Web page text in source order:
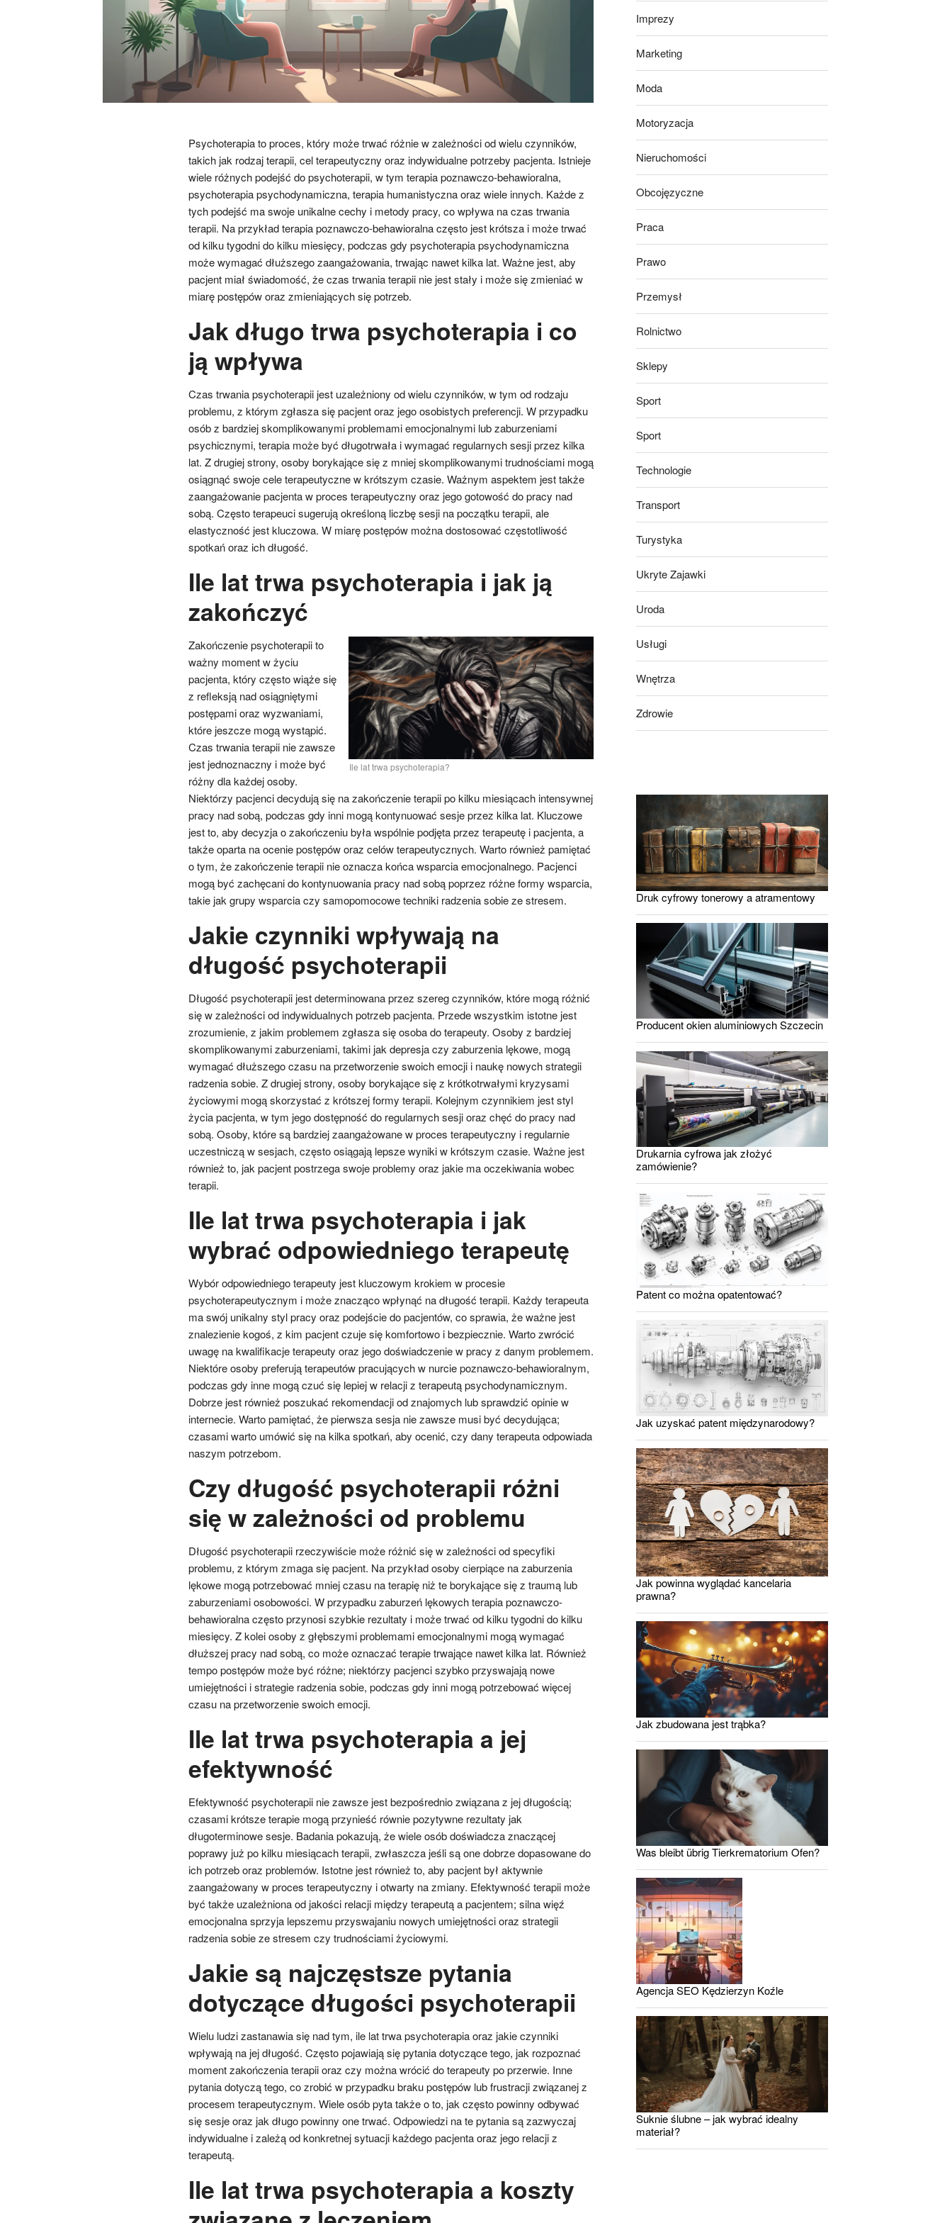
Psychoterapia to proces, który może trwać różnie w zależności od wielu czynników,
takich jak rodzaj terapii, cel terapeutyczny oraz indywidualne potrzeby pacjenta. Istnieje
wiele różnych podejść do psychoterapii, w tym terapia poznawczo-behawioralna,
psychoterapia psychodynamiczna, terapia humanistyczna oraz wiele innych. Każde z
tych podejść ma swoje unikalne cechy i metody pracy, co wpływa na czas trwania
terapii. Na przykład terapia poznawczo-behawioralna często jest krótsza i może trwać
od kilku tygodni do kilku miesięcy, podczas gdy psychoterapia psychodynamiczna
może wymagać dłuższego zaangażowania, trwając nawet kilka lat. Ważne jest, aby
pacjent miał świadomość, że czas trwania terapii nie jest stały i może się zmieniać w
miarę postępów oraz zmieniających się potrzeb.
Jak długo trwa psychoterapia i co
ją wpływa
Czas trwania psychoterapii jest uzależniony od wielu czynników, w tym od rodzaju
problemu, z którym zgłasza się pacjent oraz jego osobistych preferencji. W przypadku
osób z bardziej skomplikowanymi problemami emocjonalnymi lub zaburzeniami
psychicznymi, terapia może być długotrwała i wymagać regularnych sesji przez kilka
lat. Z drugiej strony, osoby borykające się z mniej skomplikowanymi trudnościami mogą
osiągnąć swoje cele terapeutyczne w krótszym czasie. Ważnym aspektem jest także
zaangażowanie pacjenta w proces terapeutyczny oraz jego gotowość do pracy nad
sobą. Często terapeuci sugerują określoną liczbę sesji na początku terapii, ale
elastyczność jest kluczowa. W miarę postępów można dostosować częstotliwość
spotkań oraz ich długość.
Ile lat trwa psychoterapia i jak ją
zakończyć
Ile lat trwa psychoterapia?
Zakończenie psychoterapii to
ważny moment w życiu
pacjenta, który często wiąże się
z refleksją nad osiągniętymi
postępami oraz wyzwaniami,
które jeszcze mogą wystąpić.
Czas trwania terapii nie zawsze
jest jednoznaczny i może być
różny dla każdej osoby.
Niektórzy pacjenci decydują się na zakończenie terapii po kilku miesiącach intensywnej
pracy nad sobą, podczas gdy inni mogą kontynuować sesje przez kilka lat. Kluczowe
jest to, aby decyzja o zakończeniu była wspólnie podjęta przez terapeutę i pacjenta, a
także oparta na ocenie postępów oraz celów terapeutycznych. Warto również pamiętać
o tym, że zakończenie terapii nie oznacza końca wsparcia emocjonalnego. Pacjenci
mogą być zachęcani do kontynuowania pracy nad sobą poprzez różne formy wsparcia,
takie jak grupy wsparcia czy samopomocowe techniki radzenia sobie ze stresem.
Jakie czynniki wpływają na
długość psychoterapii
Długość psychoterapii jest determinowana przez szereg czynników, które mogą różnić
się w zależności od indywidualnych potrzeb pacjenta. Przede wszystkim istotne jest
zrozumienie, z jakim problemem zgłasza się osoba do terapeuty. Osoby z bardziej
skomplikowanymi zaburzeniami, takimi jak depresja czy zaburzenia lękowe, mogą
wymagać dłuższego czasu na przetworzenie swoich emocji i naukę nowych strategii
radzenia sobie. Z drugiej strony, osoby borykające się z krótkotrwałymi kryzysami
życiowymi mogą skorzystać z krótszej formy terapii. Kolejnym czynnikiem jest styl
życia pacjenta, w tym jego dostępność do regularnych sesji oraz chęć do pracy nad
sobą. Osoby, które są bardziej zaangażowane w proces terapeutyczny i regularnie
uczestniczą w sesjach, często osiągają lepsze wyniki w krótszym czasie. Ważne jest
również to, jak pacjent postrzega swoje problemy oraz jakie ma oczekiwania wobec
terapii.
Ile lat trwa psychoterapia i jak
wybrać odpowiedniego terapeutę
Wybór odpowiedniego terapeuty jest kluczowym krokiem w procesie
psychoterapeutycznym i może znacząco wpłynąć na długość terapii. Każdy terapeuta
ma swój unikalny styl pracy oraz podejście do pacjentów, co sprawia, że ważne jest
znalezienie kogoś, z kim pacjent czuje się komfortowo i bezpiecznie. Warto zwrócić
uwagę na kwalifikacje terapeuty oraz jego doświadczenie w pracy z danym problemem.
Niektóre osoby preferują terapeutów pracujących w nurcie poznawczo-behawioralnym,
podczas gdy inne mogą czuć się lepiej w relacji z terapeutą psychodynamicznym.
Dobrze jest również poszukać rekomendacji od znajomych lub sprawdzić opinie w
internecie. Warto pamiętać, że pierwsza sesja nie zawsze musi być decydująca;
czasami warto umówić się na kilka spotkań, aby ocenić, czy dany terapeuta odpowiada
naszym potrzebom.
Czy długość psychoterapii różni
się w zależności od problemu
Długość psychoterapii rzeczywiście może różnić się w zależności od specyfiki
problemu, z którym zmaga się pacjent. Na przykład osoby cierpiące na zaburzenia
lękowe mogą potrzebować mniej czasu na terapię niż te borykające się z traumą lub
zaburzeniami osobowości. W przypadku zaburzeń lękowych terapia poznawczo-
behawioralna często przynosi szybkie rezultaty i może trwać od kilku tygodni do kilku
miesięcy. Z kolei osoby z głębszymi problemami emocjonalnymi mogą wymagać
dłuższej pracy nad sobą, co może oznaczać terapie trwające nawet kilka lat. Również
tempo postępów może być różne; niektórzy pacjenci szybko przyswajają nowe
umiejętności i strategie radzenia sobie, podczas gdy inni mogą potrzebować więcej
czasu na przetworzenie swoich emocji.
Ile lat trwa psychoterapia a jej
efektywność
Efektywność psychoterapii nie zawsze jest bezpośrednio związana z jej długością;
czasami krótsze terapie mogą przynieść równie pozytywne rezultaty jak
długoterminowe sesje. Badania pokazują, że wiele osób doświadcza znaczącej
poprawy już po kilku miesiącach terapii, zwłaszcza jeśli są one dobrze dopasowane do
ich potrzeb oraz problemów. Istotne jest również to, aby pacjent był aktywnie
zaangażowany w proces terapeutyczny i otwarty na zmiany. Efektywność terapii może
być także uzależniona od jakości relacji między terapeutą a pacjentem; silna więź
emocjonalna sprzyja lepszemu przyswajaniu nowych umiejętności oraz strategii
radzenia sobie ze stresem czy trudnościami życiowymi.
Jakie są najczęstsze pytania
dotyczące długości psychoterapii
Wielu ludzi zastanawia się nad tym, ile lat trwa psychoterapia oraz jakie czynniki
wpływają na jej długość. Często pojawiają się pytania dotyczące tego, jak rozpoznać
moment zakończenia terapii oraz czy można wrócić do terapeuty po przerwie. Inne
pytania dotyczą tego, co zrobić w przypadku braku postępów lub frustracji związanej z
procesem terapeutycznym. Wiele osób pyta także o to, jak często powinny odbywać
się sesje oraz jak długo powinny one trwać. Odpowiedzi na te pytania są zazwyczaj
indywidualne i zależą od konkretnej sytuacji każdego pacjenta oraz jego relacji z
terapeutą.
Ile lat trwa psychoterapia a koszty
Imprezy
Marketing
Moda
Motoryzacja
Nieruchomości
Obcojęzyczne
Praca
Prawo
Przemysł
Rolnictwo
Sklepy
Sport
Sport
Technologie
Transport
Turystyka
Ukryte Zajawki
Uroda
Usługi
Wnętrza
Zdrowie
Druk cyfrowy tonerowy a atramentowy
Producent okien aluminiowych Szczecin
Drukarnia cyfrowa jak złożyć
zamówienie?
Patent co można opatentować?
Jak uzyskać patent międzynarodowy?
Jak powinna wyglądać kancelaria
prawna?
Jak zbudowana jest trąbka?
Was bleibt übrig Tierkrematorium Ofen?
Agencja SEO Kędzierzyn Koźle
Suknie ślubne – jak wybrać idealny
materiał?